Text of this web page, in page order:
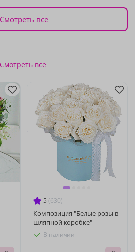
Смотреть все
Смотреть все
5 (630)
Композиция "Белые розы в
шляпной коробке"
В наличии